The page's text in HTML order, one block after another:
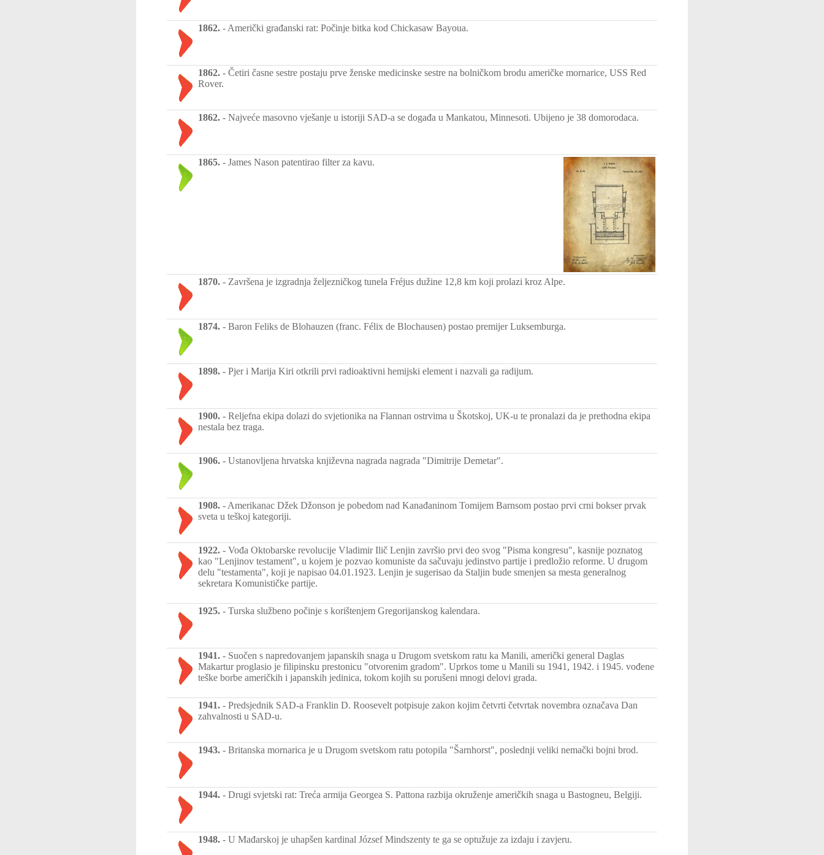
1862. - Američki građanski rat: Počinje bitka kod Chickasaw Bayoua.
1862. - Četiri časne sestre postaju prve ženske medicinske sestre na bolničkom brodu američke mornarice, USS Red
Rover.
1862. - Najveće masovno vješanje u istoriji SAD-a se događa u Mankatou, Minnesoti. Ubijeno je 38 domorodaca.
1865. - James Nason patentirao filter za kavu.
1870. - Završena je izgradnja željezničkog tunela Fréjus dužine 12,8 km koji prolazi kroz Alpe.
1874. - Baron Feliks de Blohauzen (franc. Félix de Blochausen) postao premijer Luksemburga.
1898. - Pjer i Marija Kiri otkrili prvi radioaktivni hemijski element i nazvali ga radijum.
1900. - Reljefna ekipa dolazi do svjetionika na Flannan ostrvima u Škotskoj, UK-u te pronalazi da je prethodna ekipa
nestala bez traga.
1906. - Ustanovljena hrvatska književna nagrada nagrada "Dimitrije Demetar".
1908. - Amerikanac Džek Džonson je pobedom nad Kanađaninom Tomijem Barnsom postao prvi crni bokser prvak
sveta u teškoj kategoriji.
1922. - Vođa Oktobarske revolucije Vladimir Ilič Lenjin završio prvi deo svog "Pisma kongresu", kasnije poznatog
kao "Lenjinov testament", u kojem je pozvao komuniste da sačuvaju jedinstvo partije i predložio reforme. U drugom
delu "testamenta", koji je napisao 04.01.1923. Lenjin je sugerisao da Staljin bude smenjen sa mesta generalnog
sekretara Komunističke partije.
1925. - Turska službeno počinje s korištenjem Gregorijanskog kalendara.
1941. - Suočen s napredovanjem japanskih snaga u Drugom svetskom ratu ka Manili, američki general Daglas
Makartur proglasio je filipinsku prestonicu "otvorenim gradom". Uprkos tome u Manili su 1941, 1942. i 1945. vođene
teške borbe američkih i japanskih jedinica, tokom kojih su porušeni mnogi delovi grada.
1941. - Predsjednik SAD-a Franklin D. Roosevelt potpisuje zakon kojim četvrti četvrtak novembra označava Dan
zahvalnosti u SAD-u.
1943. - Britanska mornarica je u Drugom svetskom ratu potopila "Šarnhorst", poslednji veliki nemački bojni brod.
1944. - Drugi svjetski rat: Treća armija Georgea S. Pattona razbija okruženje američkih snaga u Bastogneu, Belgiji.
1948. - U Mađarskoj je uhapšen kardinal József Mindszenty te ga se optužuje za izdaju i zavjeru.